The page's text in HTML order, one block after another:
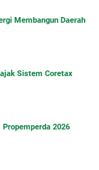
Membangun Daerah
Sistem Coretax
Propemperda 2026